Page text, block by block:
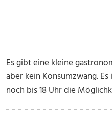
Es gibt eine kleine
aber kein Konsumzwang.
noch bis 18 Uhr die